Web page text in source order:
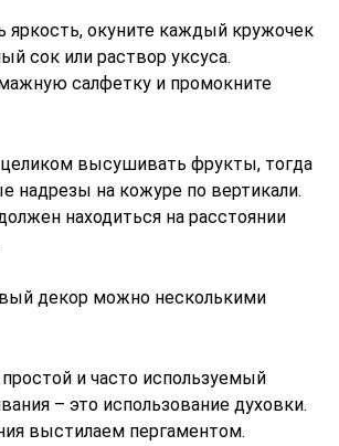
яркость, окуните каждый кружочек
сок или раствор уксуса.
салфетку и промокните
высушивать фрукты, тогда
надрезы на кожуре по вертикали.
находиться на расстоянии
декор можно несколькими
и часто используемый
– это использование духовки.
выстилаем пергаментом.